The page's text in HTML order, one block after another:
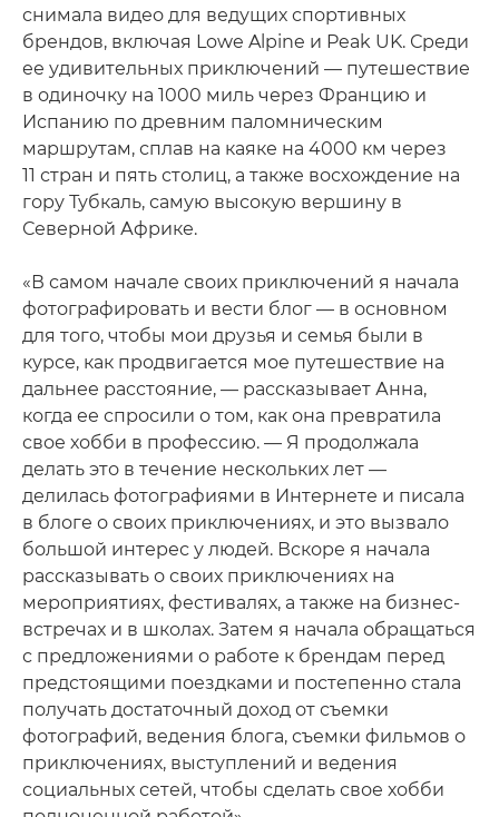
снимала видео для ведущих спортивных
брендов, включая Lowe Alpine и Peak UK. Среди
ее удивительных приключений — путешествие
в одиночку на 1000 миль через Францию и
Испанию по древним паломническим
маршрутам, сплав на каяке на 4000 км через
11 стран и пять столиц, а также восхождение на
гору Тубкаль, самую высокую вершину в
Северной Африке.
«В самом начале своих приключений я начала
фотографировать и вести блог — в основном
для того, чтобы мои друзья и семья были в
курсе, как продвигается мое путешествие на
дальнее расстояние, — рассказывает Анна,
когда ее спросили о том, как она превратила
свое хобби в профессию. — Я продолжала
делать это в течение нескольких лет —
делилась фотографиями в Интернете и писала
в блоге о своих приключениях, и это вызвало
большой интерес у людей. Вскоре я начала
рассказывать о своих приключениях на
мероприятиях, фестивалях, а также на бизнес-
встречах и в школах. Затем я начала обращаться
с предложениями о работе к брендам перед
предстоящими поездками и постепенно стала
получать достаточный доход от съемки
фотографий, ведения блога, съемки фильмов о
приключениях, выступлений и ведения
социальных сетей, чтобы сделать свое хобби